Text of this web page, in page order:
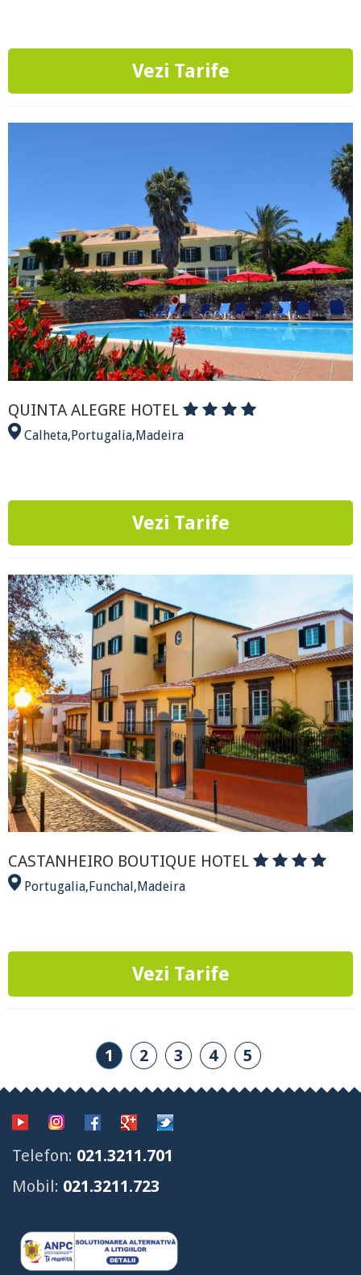
Vezi Tarife
QUINTA ALEGRE HOTEL
Calheta,Portugalia,Madeira
Vezi Tarife
CASTANHEIRO BOUTIQUE HOTEL
Portugalia, Funchal , Madeira
Vezi Tarife
1 2 3 4 5
Telefon: 021.3211.701
Mobil: 021.3211.723